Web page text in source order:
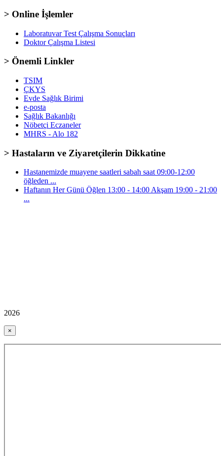
> Online İşlemler
Laboratuvar Test Çalışma Sonuçları
Doktor Çalışma Listesi
> Önemli Linkler
TSIM
ÇKYS
Evde Sağlık Birimi
e-posta
Sağlık Bakanlığı
Nöbetçi Eczaneler
MHRS - Alo 182
> Hastaların ve Ziyaretçilerin Dikkatine
Hastanemizde muayene saatleri sabah saat 09:00-12:00
öğleden ...
Haftanın Her Günü Öğlen 13:00 - 14:00 Akşam 19:00 - 21:00
...
2026
×